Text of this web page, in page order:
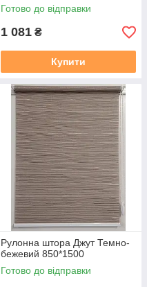
Готово до відправки
1 081 ₴
Купити
Рулонна штора Джут Темно-
бежевий 850*1500
Готово до відправки